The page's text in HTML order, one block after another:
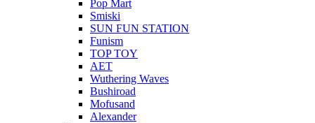
Pop Mart
Smiski
SUN FUN STATION
Funism
TOP TOY
AET
Wuthering Waves
Bushiroad
Mofusand
Alexander